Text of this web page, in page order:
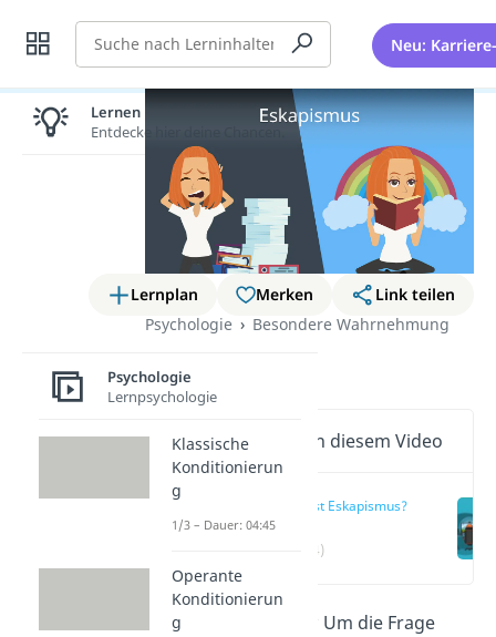
Suche Neu:
Lernplan Merken
Link teilen
Psychologie
Besondere Wahrnehmung
Eskapismus
Wichtige Inhalte in diesem Video
Was ist Eskapismus?
(00:14)
Was ist
? Um die Frage
Lernen lohnt sich!
Entdecke hier deine Chancen.
Psychologie
Lernpsychologie
Klassische
Konditionierun
g
1/3 – Dauer: 04:45
Operante
Konditionierun
g